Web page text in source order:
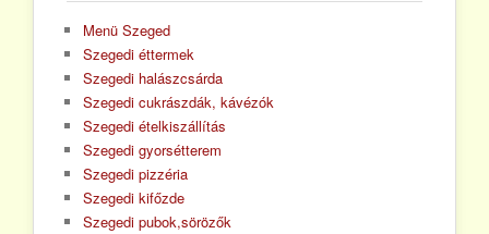
Menü Szeged
Szegedi éttermek
Szegedi halászcsárda
Szegedi cukrászdák, kávézók
Szegedi ételkiszállítás
Szegedi gyorsétterem
Szegedi pizzéria
Szegedi kifőzde
Szegedi pubok,sörözők